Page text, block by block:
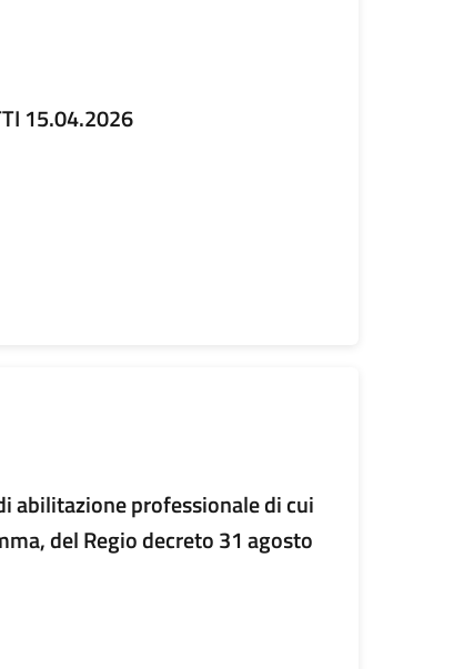
15.04.2026
abilitazione professionale di cui
del Regio decreto 31 agosto